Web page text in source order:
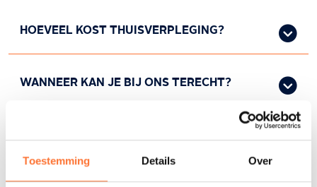
Toestemming Details Over
HOEVEEL KOST THUISVERPLEGING?
WANNEER KAN JE BIJ ONS TERECHT?
Jouw vertrouwde verpleegkundige en de leden van
jouw team verzorgen je elke dag, ook ‘s nachts,
tijdens het weekend en op feestdagen. Afhankelijk
van je zorgbehoefte komen we meerdere keren per
Bij elk bezoek leest de verpleegkundige je